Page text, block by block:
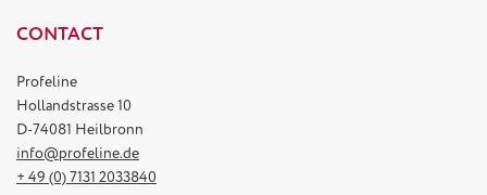
CONTACT
Profeline
Hollandstrasse 10
D-74081 Heilbronn
info@profeline.de
+ 49 (0) 7131 2033840